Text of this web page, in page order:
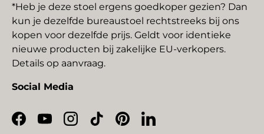
*Heb je deze stoel ergens goedkoper gezien? Dan
kun je dezelfde bureaustoel rechtstreeks bij ons
kopen voor dezelfde prijs. Geldt voor identieke
nieuwe producten bij zakelijke EU-verkopers.
Details op aanvraag.
Social Media
Facebook
YouTubeInstagram
TikTokPinterestLinkedIn